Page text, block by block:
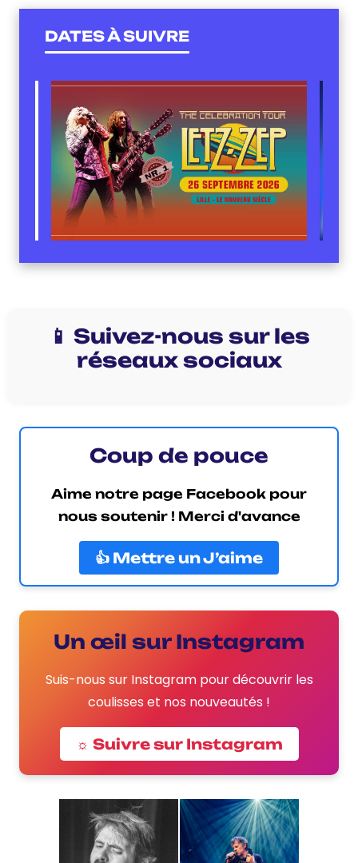
DATES À SUIVRE
📱 Suivez-nous sur les
réseaux sociaux
Coup de pouce
Aime notre page Facebook pour
nous soutenir ! Merci d'avance
👍 Mettre un J’aime
Un œil sur Instagram
Suis-nous sur Instagram pour découvrir les
coulisses et nos nouveautés !
☼ Suivre sur Instagram